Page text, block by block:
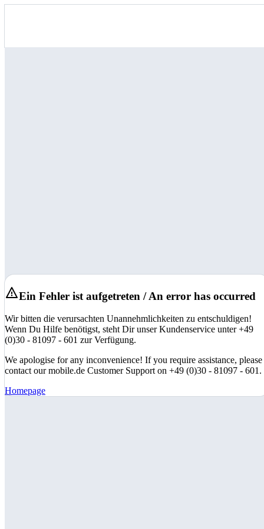
Ein Fehler ist aufgetreten / An error has occurred
Wir bitten die verursachten Unannehmlichkeiten zu entschuldigen!
Wenn Du Hilfe benötigst, steht Dir unser Kundenservice unter +49
(0)30 - 81097 - 601 zur Verfügung.
We apologise for any inconvenience! If you require assistance, please
contact our mobile.de Customer Support on +49 (0)30 - 81097 - 601.
Homepage